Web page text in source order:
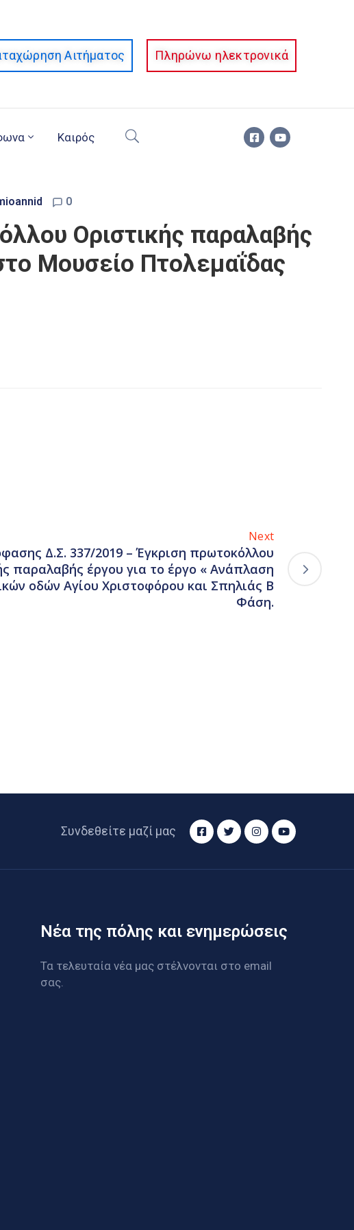
Αιτήματος Πληρώνω ηλεκτρονικά
Καιρός
0
Οριστικής παραλαβής
Μουσείο Πτολεμαΐδας
Next
Δ.Σ. 337/2019 – Έγκριση πρωτοκόλλου
παραλαβής έργου για το έργο « Ανάπλαση
οδών Αγίου Χριστοφόρου και Σπηλιάς Β
Φάση.
Συνδεθείτε μαζί μας
Νέα της πόλης και ενημερώσεις
Τα τελευταία νέα μας στέλνονται στο email
σας.